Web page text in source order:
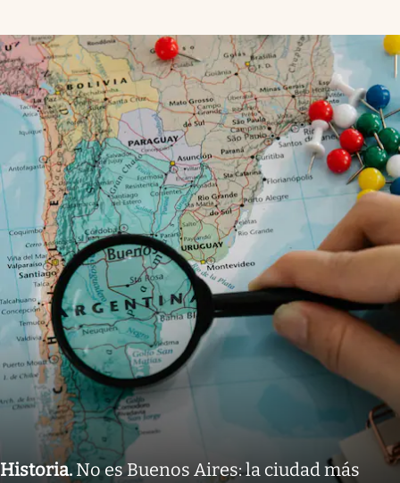
Historia. No es Buenos Aires: la ciudad más